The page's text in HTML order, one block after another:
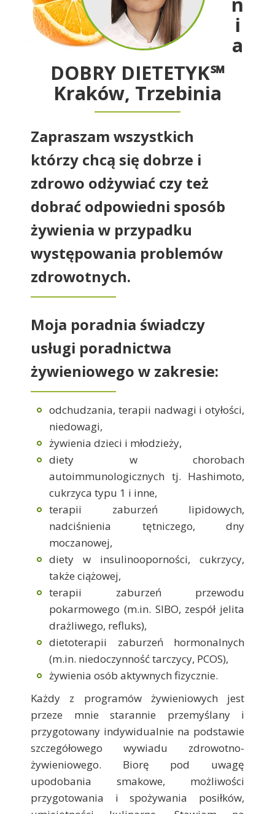
i
a
DOBRY DIETETYK℠
Kraków, Trzebinia
Zapraszam wszystkich
którzy chcą się dobrze i
zdrowo odżywiać czy też
dobrać odpowiedni sposób
żywienia w przypadku
występowania problemów
zdrowotnych.
Moja poradnia świadczy
usługi poradnictwa
żywieniowego w zakresie:
odchudzania, terapii nadwagi i otyłości,
niedowagi,
żywienia dzieci i młodzieży,
diety w chorobach
autoimmunologicznych tj. Hashimoto,
cukrzyca typu 1 i inne,
terapii zaburzeń lipidowych,
nadciśnienia tętniczego, dny
moczanowej,
diety w insulinooporności, cukrzycy,
także ciążowej,
terapii zaburzeń przewodu
pokarmowego (m.in. SIBO, zespół jelita
drażliwego, refluks),
dietoterapii zaburzeń hormonalnych
(m.in. niedoczynność tarczycy, PCOS),
żywienia osób aktywnych fizycznie.
Każdy z programów żywieniowych jest
przeze mnie starannie przemyślany i
przygotowany indywidualnie na podstawie
szczegółowego wywiadu zdrowotno-
żywieniowego. Biorę pod uwagę
upodobania smakowe, możliwości
przygotowania i spożywania posiłków,